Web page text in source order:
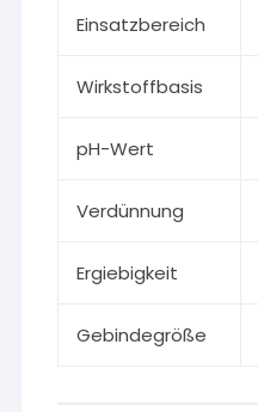
Einsatzbereich
Wirkstoffbasis
pH-Wert
Verdünnung
Ergiebigkeit
Gebindegröße